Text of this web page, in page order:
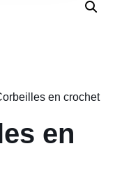
en crochet
en